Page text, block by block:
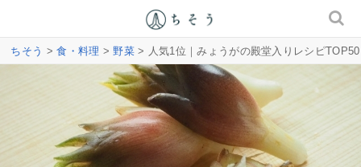
ちそう >食・料理 >野菜> 人気1位｜みょうがの殿堂入りレシピ